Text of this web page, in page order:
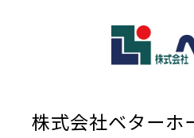
株式会社ベターホ